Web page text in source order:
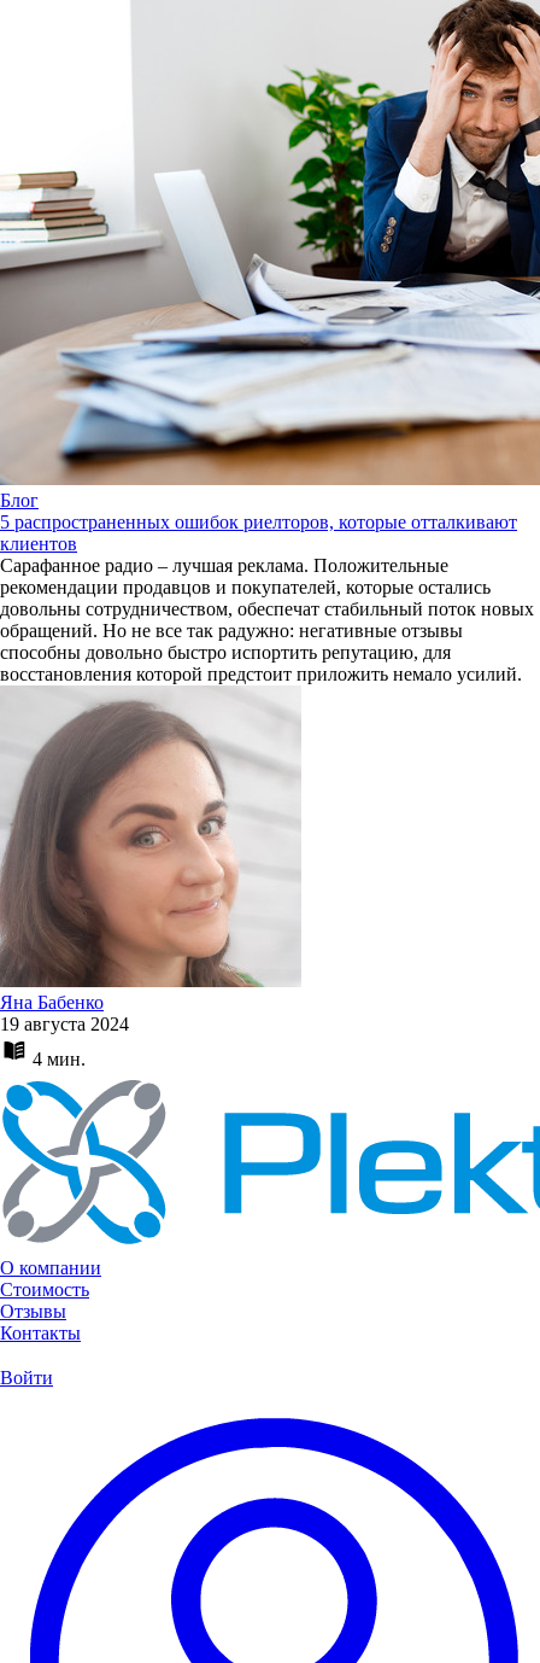
Блог
5 распространенных ошибок риелторов, которые отталкивают
клиентов
Сарафанное радио – лучшая реклама. Положительные
рекомендации продавцов и покупателей, которые остались
довольны сотрудничеством, обеспечат стабильный поток новых
обращений. Но не все так радужно: негативные отзывы
способны довольно быстро испортить репутацию, для
восстановления которой предстоит приложить немало усилий.
Яна Бабенко
19 августа 2024
4 мин.
О компании
Стоимость
Отзывы
Контакты
Войти